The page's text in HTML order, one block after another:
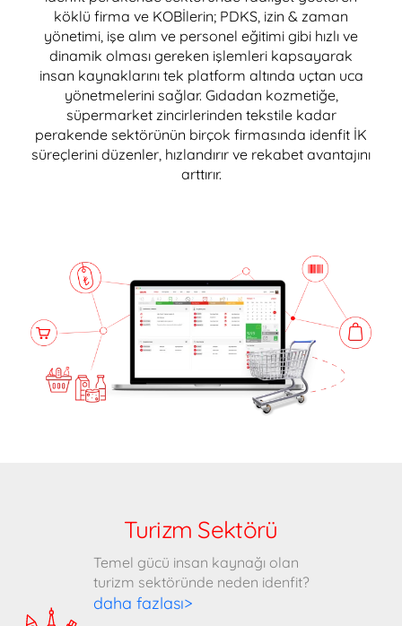
köklü firma ve KOBİlerin; PDKS, izin & zaman
yönetimi, işe alım ve personel eğitimi gibi hızlı ve
dinamik olması gereken işlemleri kapsayarak
insan kaynaklarını tek platform altında uçtan uca
yönetmelerini sağlar. Gıdadan kozmetiğe,
süpermarket zincirlerinden tekstile kadar
perakende sektörünün birçok firmasında idenfit İK
süreçlerini düzenler, hızlandırır ve rekabet avantajını
arttırır.
Turizm Sektörü
Temel gücü insan kaynağı olan
turizm sektöründe neden idenfit?
daha fazlası>